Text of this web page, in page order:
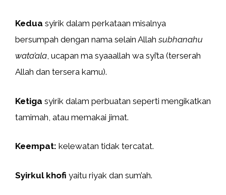
Kedua syirik dalam perkataan misalnya
bersumpah dengan nama selain Allahsubhanahu
wata’ala, ucapan ma syaaallah wa syi’ta (terserah
Allah dan tersera kamu).
Ketiga syirik dalam perbuatan seperti mengikatkan
tamimah, atau memakai jimat.
Keempat: kelewatan tidak tercatat.
Syirkul khofi yaitu riyak dan sum’ah.